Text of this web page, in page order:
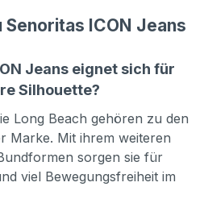
Senoritas ICON Jeans
Jeans eignet sich für
Silhouette?
Long Beach gehören zu den
Marke. Mit ihrem weiteren
sorgen sie für
viel Bewegungsfreiheit im